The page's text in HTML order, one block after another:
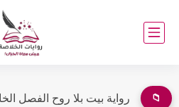
📁 رواية بيت بلا روح الفصل الرابع 4 بقلم مصطفى جابر